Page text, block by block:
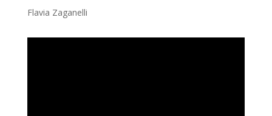
Flavia Zaganelli